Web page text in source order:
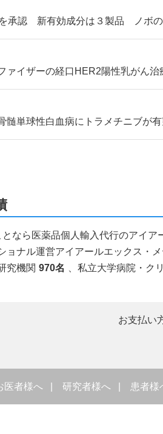
承認 新有効成分は３製品 ノボの
イザーの経口HER2陽性乳がん
髄単球性白血病にトラメチニブが有
なら医薬品個人輸入代行のアイア
ョナル運営アイアールエックス
究機関 970名 、私立大学病院・ク
お支払い
医者様へ 研究者様へ 患者様